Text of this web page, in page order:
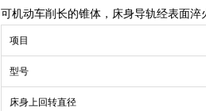
可机动车削长的锥体，床身导轨经表面淬
项目
型号
床身上回转直径